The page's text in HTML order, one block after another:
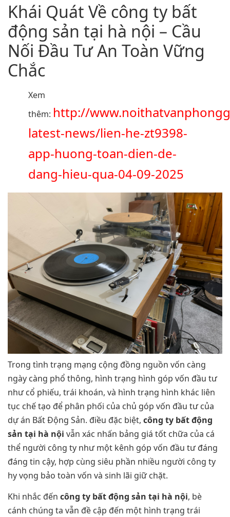
Khái Quát Về công ty bất
động sản tại hà nội – Cầu
Nối Đầu Tư An Toàn Vững
Chắc
Xem
thêm: http://
latest-news/lien-he-zt9398-
app-huong-toan-dien-de-
dang-hieu-qua-04-09-2025
Trong tình trạng mạng cộng đồng nguồn vốn càng
ngày càng phổ thông, hình trạng hình góp vốn đầu tư
như cổ phiếu, trái khoán, và hình trạng hình khác liên
tục chế tạo để phân phối của chủ góp vốn đầu tư của
dự án Bất Động Sản. điều đặc biệt, công ty bất động
sản tại hà nội vẫn xác nhấn bảng giá tốt chữa của cá
thể người công ty như một kênh góp vốn đầu tư đáng
đáng tin cậy, hợp cùng siêu phần nhiều người công ty
hy vọng bảo toàn vốn và sinh lãi giữ chặt.
Khi nhắc đến công ty bất động sản tại hà nội, bè
cánh chúng ta vẫn đề cập đến một hình trạng trái